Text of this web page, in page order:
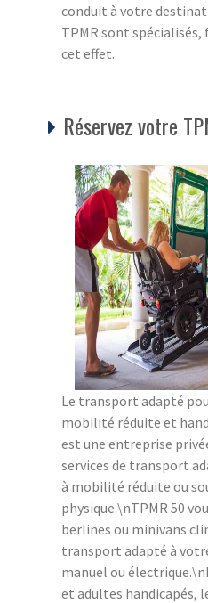
conduit à votre
TPMR sont
cet effet.
Réservez votre
Le transport adapté
mobilité réduite et
est une entreprise
services de transport
à mobilité réduite ou
physique.\nTPMR 50
berlines ou minivans
transport adapté à
manuel ou
et adultes handicapés,